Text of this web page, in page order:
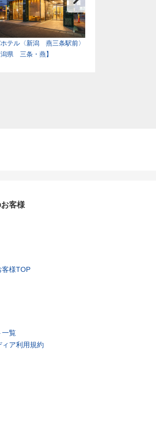
テル〈新潟 燕三条駅前〉
潟県 三条・燕】
客様
客様TOP
一覧
ィア利用規約